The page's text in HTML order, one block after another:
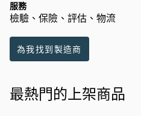
服務
檢驗、保險、評估、物流
為我找到製造商
最熱門的上架商品